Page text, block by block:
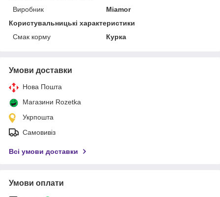
Виробник
Miamor
Користувальницькі характеристики
Смак корму
Курка
Умови доставки
Нова Пошта
Магазини Rozetka
Укрпошта
Самовивіз
Всі умови доставки
Умови оплати